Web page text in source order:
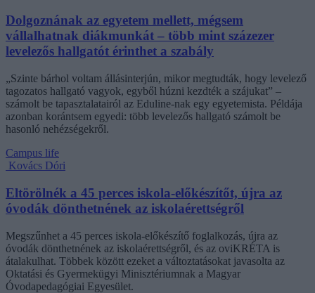
Dolgoznának az egyetem mellett, mégsem
vállalhatnak diákmunkát – több mint százezer
levelezős hallgatót érinthet a szabály
„Szinte bárhol voltam állásinterjún, mikor megtudták, hogy levelező
tagozatos hallgató vagyok, egyből húzni kezdték a szájukat” –
számolt be tapasztalatairól az Eduline-nak egy egyetemista. Példája
azonban korántsem egyedi: több levelezős hallgató számolt be
hasonló nehézségekről.
Campus life
Kovács Dóri
Eltörölnék a 45 perces iskola-előkészítőt, újra az
óvodák dönthetnének az iskolaérettségről
Megszűnhet a 45 perces iskola-előkészítő foglalkozás, újra az
óvodák dönthetnének az iskolaérettségről, és az oviKRÉTA is
átalakulhat. Többek között ezeket a változtatásokat javasolta az
Oktatási és Gyermekügyi Minisztériumnak a Magyar
Óvodapedagógiai Egyesület.